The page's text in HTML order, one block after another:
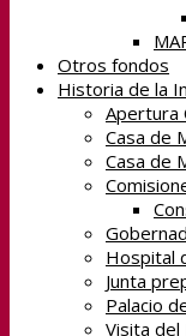
Otros fondos
Historia de la
Apertura
Casa de
Casa de
Hospital
Junta
Palacio
Visita del